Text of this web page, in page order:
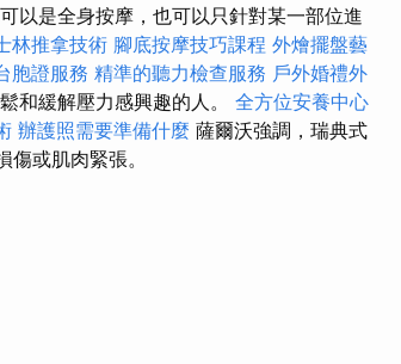
以是全身按摩，也可以只針對某一部位進
林推拿技術 腳底按摩技巧課程 外燴擺盤藝
胞證服務 精準的聽力檢查服務 戶外婚禮外
和緩解壓力感興趣的人。 全方位安養中心
辦護照需要準備什麼 薩爾沃強調，瑞典式
或肌肉緊張。